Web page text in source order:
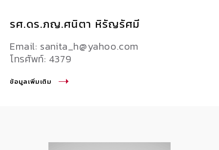
รศ.ดร.ภญ.ศนิตา หิรัญรัศมี
Email: sanita_h@yahoo.com
โทรศัพท์: 4379
ข้อมูลเพิ่มเติม